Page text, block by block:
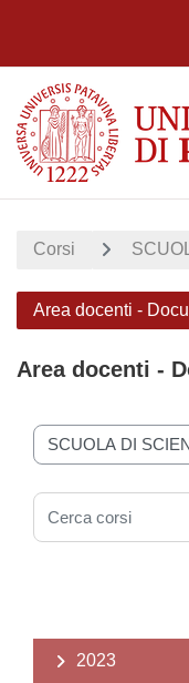
Corsi
Area docenti -
Area docenti -
Categorie di corso
Cerca corsi
2023